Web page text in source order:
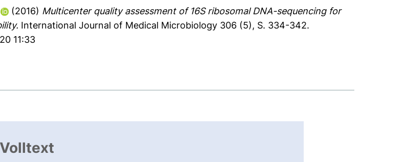
(2016) Multicenter quality assessment of 16S ribosomal DNA-sequencing for
International Journal of Medical Microbiology 306 (5), S. 334-342.
11:33